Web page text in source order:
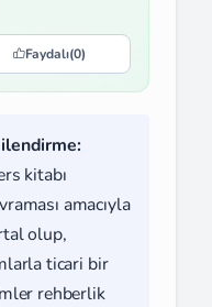
Faydalı(0)
kitabı
amacıyla
olup,
ticari bir
rehberlik